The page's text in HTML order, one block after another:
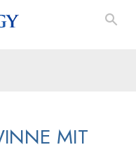
MIT